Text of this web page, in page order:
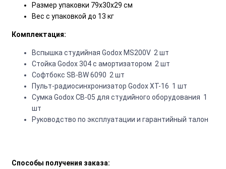
Размер упаковки 79х30х29 см
Вес с упаковкой до 13 кг
Комплектация:
Вспышка студийная Godox MS200V 2 шт
Стойка Godox 304 с амортизатором 2 шт
Софтбокс SB-BW 6090 2 шт
Пульт-радиосинхронизатор Godox XT-16 1 шт
Сумка Godox CB-05 для студийного оборудования 1
шт
Руководство по эксплуатации и гарантийный талон
Способы получения заказа: